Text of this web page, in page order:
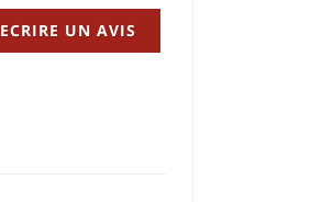
ECRIRE UN AVIS